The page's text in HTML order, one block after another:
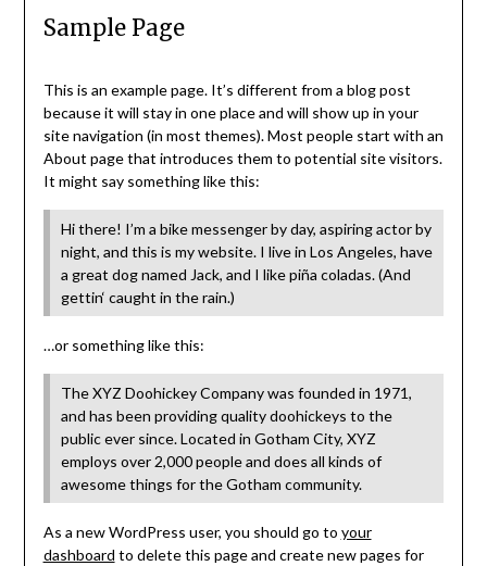
Sample Page
This is an example page. It’s different from a blog post
because it will stay in one place and will show up in your
site navigation (in most themes). Most people start with an
About page that introduces them to potential site visitors.
It might say something like this:
Hi there! I’m a bike messenger by day, aspiring actor by
night, and this is my website. I live in Los Angeles, have
a great dog named Jack, and I like piña coladas. (And
gettin‘ caught in the rain.)
…or something like this:
The XYZ Doohickey Company was founded in 1971,
and has been providing quality doohickeys to the
public ever since. Located in Gotham City, XYZ
employs over 2,000 people and does all kinds of
awesome things for the Gotham community.
As a new WordPress user, you should go to your
dashboard to delete this page and create new pages for